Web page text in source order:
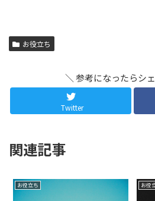
お役立ち
＼ 参考になったらシ
Twitter
関連記事
お役立ち お役